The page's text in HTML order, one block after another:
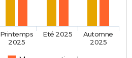
Printemps
2025
Eté 2025
Automne
2025